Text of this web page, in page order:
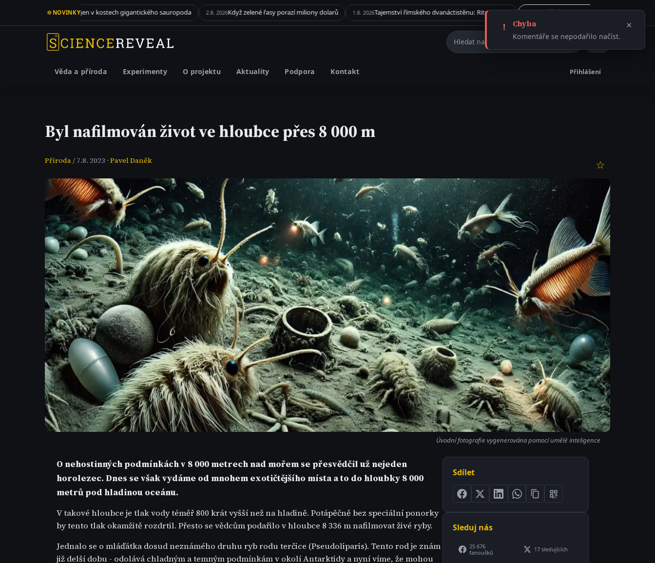
● NOVINKY
Kolagen v kostech gigantického sauropoda 2.8. 2026Když zelené řasy porazí miliony dolarů 1.8. 2026 Tajemství římského dvanáctistěnu: Rituální artefakt, nebo ničivá munice? 31.7. 2026ČLÁNEK Vše →
Hledat na webu
Věda a příroda Experimenty O projektu Aktuality Podpora Kontakt Přihlášení
Byl nafilmován život ve hloubce přes 8 000 m
Příroda / 7.8. 2023 · Pavel Daněk ☆
Úvodní fotografie vygenerována pomocí umělé inteligence
O nehostinných podmínkách v 8 000 metrech nad mořem se přesvědčil už nejeden
horolezec. Dnes se však vydáme od mnohem exotičtějšího místa a to do hloubky 8 000
metrů pod hladinou oceánu.
V takové hloubce je tlak vody téměř 800 krát vyšší než na hladině. Potápěčně bez speciální ponorky
by tento tlak okamžitě rozdrtil. Přesto se vědcům podařilo v hloubce 8 336 m nafilmovat živé ryby.
Jednalo se o mláďátka dosud neznámého druhu ryb rodu terčice (Pseudoliparis). Tento rod je znám
již delší dobu - odolává chladným a temným podmínkám v okolí Antarktidy a nyní víme, že mohou
Sdílet
Sleduj nás
25 676
fanoušků
17 sledujících
! Chyba
Komentáře se nepodařilo načíst.
×